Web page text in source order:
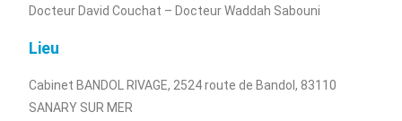
Docteur David Couchat – Docteur Waddah Sabouni
Lieu
Cabinet BANDOL RIVAGE, 2524 route de Bandol, 83110
SANARY SUR MER